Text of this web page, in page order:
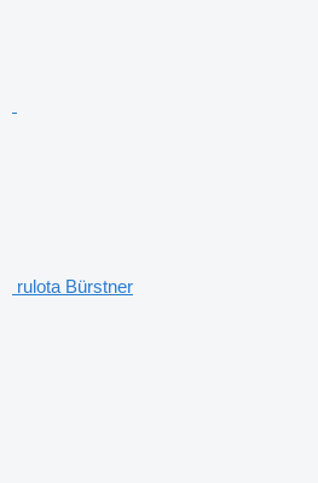
rulota Bürstner